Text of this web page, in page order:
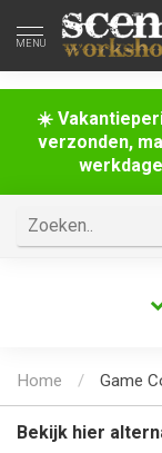
☀️
verzonden,
MENU
Home / Game
Bekijk hier